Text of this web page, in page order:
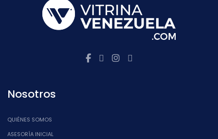
Nosotros
QUIÉNES SOMOS
ASESORÍA INICIAL